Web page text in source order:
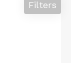
Filters